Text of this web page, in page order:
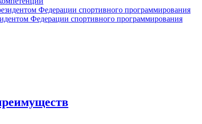
Федерации спортивного программирования